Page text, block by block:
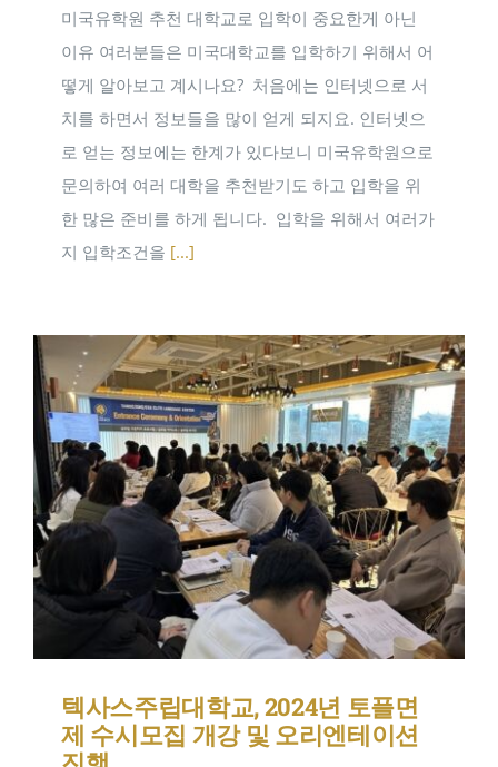
미국유학원 추천 대학교로 입학이 중요한게 아닌
이유 여러분들은 미국대학교를 입학하기 위해서 어
떻게 알아보고 계시나요? ​ 처음에는 인터넷으로 서
치를 하면서 정보들을 많이 얻게 되지요. 인터넷으
로 얻는 정보에는 한계가 있다보니 미국유학원으로
문의하여 여러 대학을 추천받기도 하고 입학을 위
한 많은 준비를 하게 됩니다. ​ 입학을 위해서 여러가
지 입학조건을 [...]
텍사스주립대학교, 2024년 토플면
제 수시모집 개강 및 오리엔테이션